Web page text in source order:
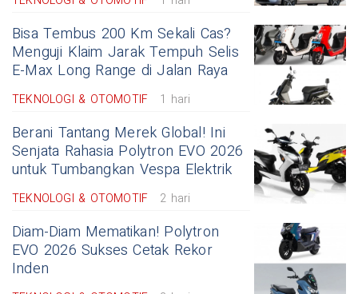
Bisa Tembus 200 Km Sekali Cas?
Menguji Klaim Jarak Tempuh Selis
E-Max Long Range di Jalan Raya
TEKNOLOGI & OTOMOTIF 1 hari
Berani Tantang Merek Global! Ini
Senjata Rahasia Polytron EVO 2026
untuk Tumbangkan Vespa Elektrik
TEKNOLOGI & OTOMOTIF 2 hari
Diam-Diam Mematikan! Polytron
EVO 2026 Sukses Cetak Rekor
Inden